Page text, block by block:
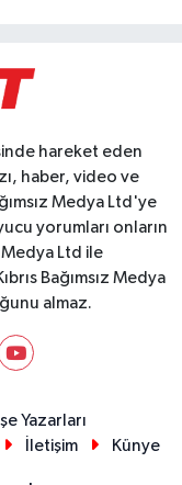
hareket eden
haber, video ve
Medya Ltd'ye
yorumları onların
Medya Ltd ile
Bağımsız Medya
almaz.
Yazarları
İletişim Künye